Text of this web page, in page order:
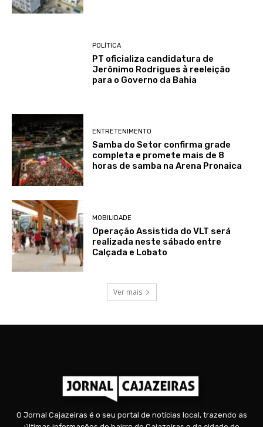
POLÍTICA
PT oficializa candidatura de
Jerônimo Rodrigues à reeleição
para o Governo da Bahia
ENTRETENIMENTO
Samba do Setor confirma grade
completa e promete mais de 8
horas de samba na Arena Pronaica
MOBILIDADE
Operação Assistida do VLT será
realizada neste sábado entre
Calçada e Lobato
Ver mais
O Jornal Cajazeiras é o seu portal de notícias local, trazendo as